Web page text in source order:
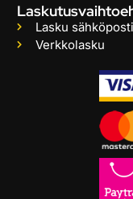
Lasku
Verkkolasku